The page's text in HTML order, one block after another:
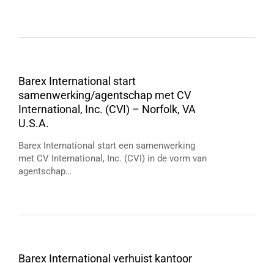
Barex International start
samenwerking/agentschap met CV
International, Inc. (CVI) – Norfolk, VA
U.S.A.
Barex International start een samenwerking
met CV International, Inc. (CVI) in de vorm van
agentschap…
Barex International verhuist kantoor